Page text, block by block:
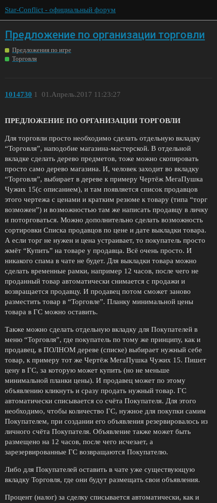
Star-Conflict - официальный форум
Предложение по организации торговли
Предложения по игре
Торговля
1014730 01.Апрель.2017 11:23:27
1
ПРЕДЛОЖЕНИЕ ПО ОРГАНИЗАЦИИ ТОРГОВЛИ
Для торговли просто необходимо сделать отдельную вкладку
“Торговля”, наподобие магазина-мастерской. В отдельной
вкладке сделать дерево предметов, тоже можно скопировать
просто само дерево магазина. И, человек заходит во вкладку
“Торговля”, выбирает в дереве к примеру Чертёж МегаПушка
Чужих 15(с описанием), и там появляется список продавцов
этого чертежа с ценами и кратким резюме к товару (типа “торг
возможен”) и возможностью там же написать продавцу в личку
и поторговаться. Можно дополнительно сделать возможность
сортировки Списка продавцов по цене и дате выкладки товара.
А если торг не нужен и цена устраивает, то покупатель просто
жмёт “Купить” на товаре у продавца. Всё очень просто. И
никакого спама в чате не будет. Для выкладки товара можно
сделать временные рамки, например 12 часов, после чего не
проданный товар автоматически снимается с продажи и
возвращается продавцу. И продавец потом сможет заново
разместить товар в “Торговле”. Планку минимальной цены
товара в ГС можно оставить.
Также можно сделать отдельную вкладку для Покупателей в
меню “Торговля”, где покупатель по тому же принципу, как и
продавец, в ПОЛНОМ дереве (списке) выбирает нужный себе
товар, к примеру тот же Чертёж МегаПушка Чужих 15. Пишет
цену в ГС, за которую может купить (но не меньше
минимальной планки цены). И продавец может по этому
объявлению кликнуть и сразу продать нужный товар. ГС
автоматически списывается со счёта Покупателя. Для этого
необходимо, чтобы количество ГС, нужное для покупки самим
Покупателем, при создании его объявления резервировалось из
личного счёта Покупателя. Объявление также может быть
размещено на 12 часов, после чего исчезает, а
зарезервированные ГС возвращаются Покупателю.
Либо для Покупателей оставить в чате уже существующую
вкладку Торговля, где они будут размещать свои объявления.
Процент (налог) за сделку списывается автоматически, как и